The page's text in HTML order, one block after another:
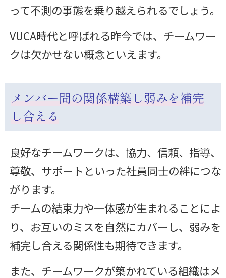
って不測の事態を乗り越えられるでしょう。
VUCA時代と呼ばれる昨今では、チームワー
クは欠かせない概念といえます。
メンバー間の関係構築し弱みを補完
し合える
良好なチームワークは、協力、信頼、指導、
尊敬、サポートといった社員同士の絆につな
がります。
チームの結束力や一体感が生まれることによ
り、お互いのミスを自然にカバーし、弱みを
補完し合える関係性も期待できます。
また、チームワークが築かれている組織はメ